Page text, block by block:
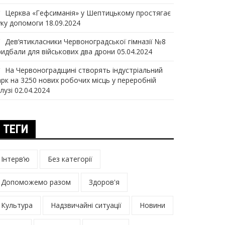
Церква «Гефсиманія» у Шептицькому простягає
допомоги 18.09.2024
Дев‘ятикласники Червоноградської гімназії №8
для військових два дрони 05.04.2024
На Червоноградщині створять індустріальний
на 3250 нових робочих місць у переробній
02.04.2024
ТЕГИ
Інтерв’ю Без категорії
Допоможемо разом Здоров'я
Культура Надзвичайні ситуації Новини